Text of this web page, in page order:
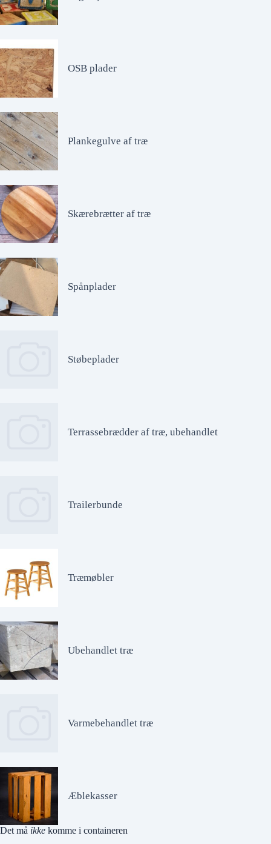
OSB plader
Plankegulve af træ
Skærebrætter af træ
Spånplader
Støbeplader
Terrassebrædder af træ, ubehandlet
Trailerbunde
Træmøbler
Ubehandlet træ
Varmebehandlet træ
Æblekasser
Det må ikke komme i containeren